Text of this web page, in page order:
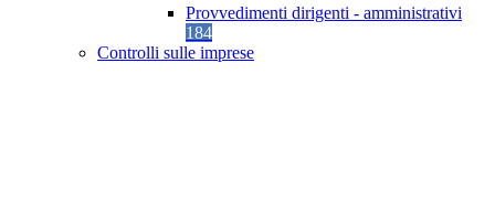
Provvedimenti dirigenti - amministrativi
184
Controlli sulle imprese